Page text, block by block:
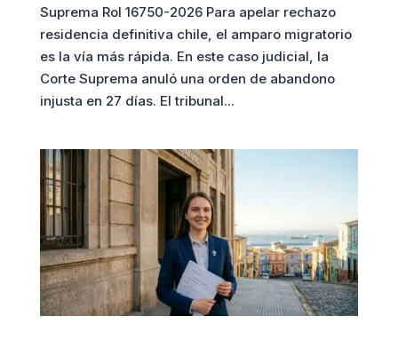
Suprema Rol 16750-2026 Para apelar rechazo
residencia definitiva chile, el amparo migratorio
es la vía más rápida. En este caso judicial, la
Corte Suprema anuló una orden de abandono
injusta en 27 días. El tribunal...